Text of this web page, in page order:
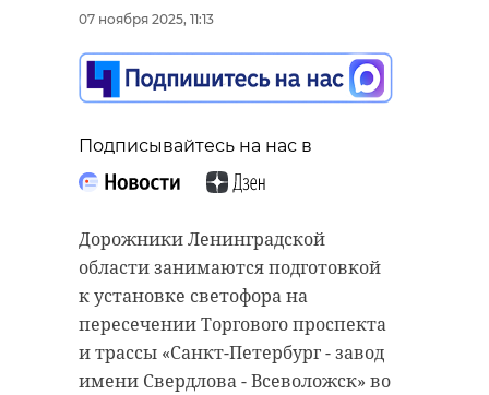
07 ноября 2025, 11:13
Подписывайтесь на нас в
Дорожники Ленинградской
области занимаются подготовкой
к установке светофора на
пересечении Торгового проспекта
и трассы «Санкт-Петербург - завод
имени Свердлова - Всеволожск» во